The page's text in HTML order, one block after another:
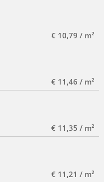
€ 10,79 / m²
€ 11,46 / m²
€ 11,35 / m²
€ 11,21 / m²